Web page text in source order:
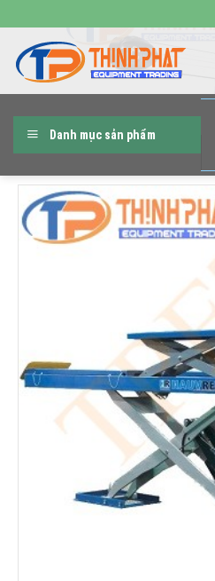
đến
nội
dung
Danh mục sản phẩm